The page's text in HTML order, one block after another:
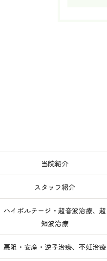
当院紹介
スタッフ紹介
ハイボルテージ・超音波治療、超
短波治療
悪阻・安産・逆子治療、不妊治療